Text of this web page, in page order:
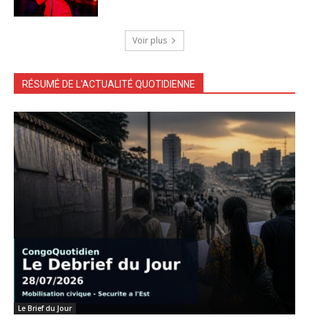
Voir plus
RÉSUMÉ DE L'ACTUALITÉ QUOTIDIENNE
Le Brief du Jour